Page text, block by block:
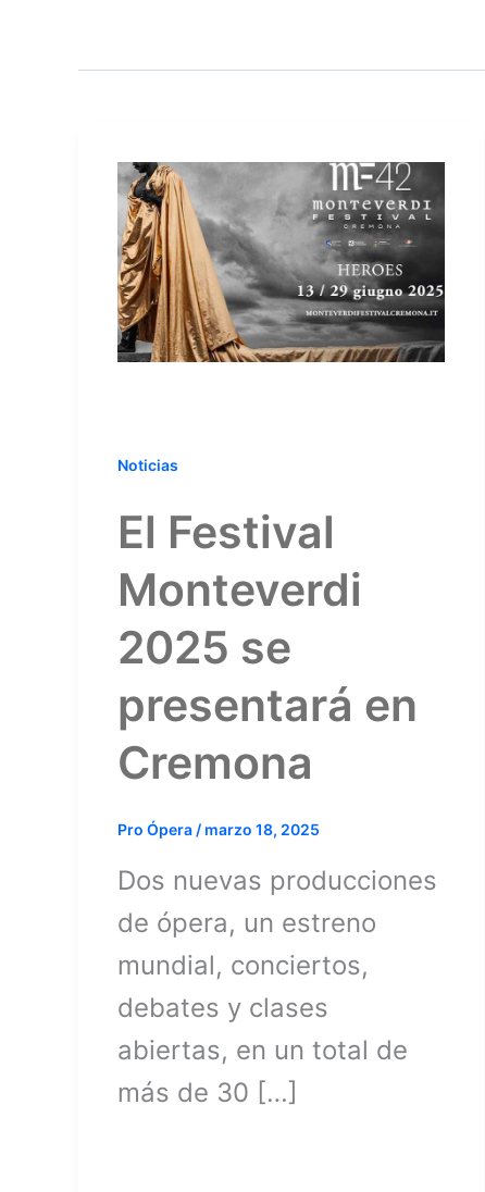
Noticias
El Festival
Monteverdi
2025 se
presentará en
Cremona
Pro Ópera / marzo 18, 2025
Dos nuevas producciones
de ópera, un estreno
mundial, conciertos,
debates y clases
abiertas, en un total de
más de 30 […]